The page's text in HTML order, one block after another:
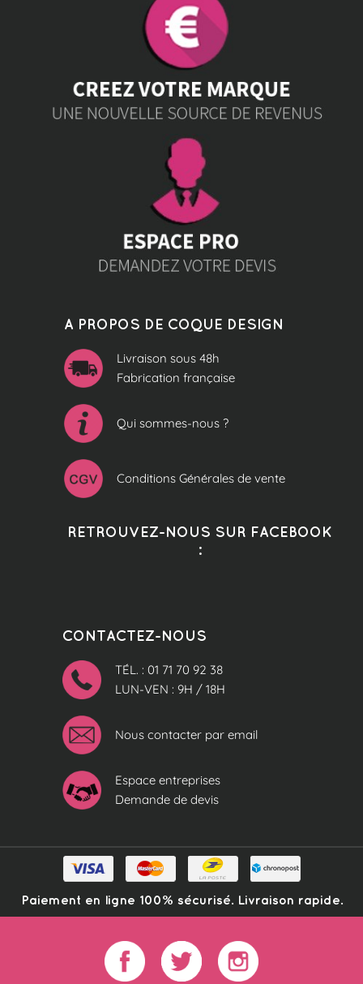
A PROPOS DE COQUE DESIGN
Livraison sous 48h
Fabrication française
Qui sommes-nous ?
Conditions Générales de vente
RETROUVEZ-NOUS SUR FACEBOOK
:
CONTACTEZ-NOUS
TÉL. : 01 71 70 92 38
LUN-VEN : 9H / 18H
Nous contacter par email
Espace entreprises
Demande de devis
Paiement en ligne 100% sécurisé. Livraison rapide.